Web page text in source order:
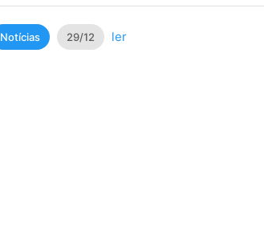
Notícias 29/12 ler